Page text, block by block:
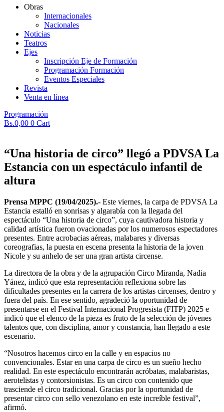
Obras
Internacionales
Nacionales
Noticias
Teatros
Ejes
Inscripción Eje de Formación
Programación Formación
Eventos Especiales
Revista
Venta en línea
Programación
Bs.0,00 0 Cart
“Una historia de circo” llegó a PDVSA La
Estancia con un espectáculo infantil de
altura
Prensa MPPC (19/04/2025).- Este viernes, la carpa de PDVSA La
Estancia estalló en sonrisas y algarabía con la llegada del
espectáculo “Una historia de circo”, cuya cautivadora historia y
calidad artística fueron ovacionadas por los numerosos espectadores
presentes. Entre acrobacias aéreas, malabares y diversas
coreografias, la puesta en escena presenta la historia de la joven
Nicole y su anhelo de ser una gran artista circense.
La directora de la obra y de la agrupación Circo Miranda, Nadia
Yánez, indicó que esta representación reflexiona sobre las
dificultades presentes en la carrera de los artistas circenses, dentro y
fuera del país. En ese sentido, agradeció la oportunidad de
presentarse en el Festival Internacional Progresista (FITP) 2025 e
indicó que el elenco de la pieza es fruto de la selección de jóvenes
talentos que, con disciplina, amor y constancia, han llegado a este
escenario.
“Nosotros hacemos circo en la calle y en espacios no
convencionales. Estar en una carpa de circo es un sueño hecho
realidad. En este espectáculo encontrarán acróbatas, malabaristas,
aerotelistas y contorsionistas. Es un circo con contenido que
trasciende el circo tradicional. Gracias por la oportunidad de
presentar circo con sello venezolano en este increíble festival”,
afirmó.